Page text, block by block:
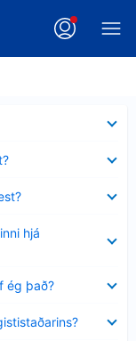
hjá
ég það?